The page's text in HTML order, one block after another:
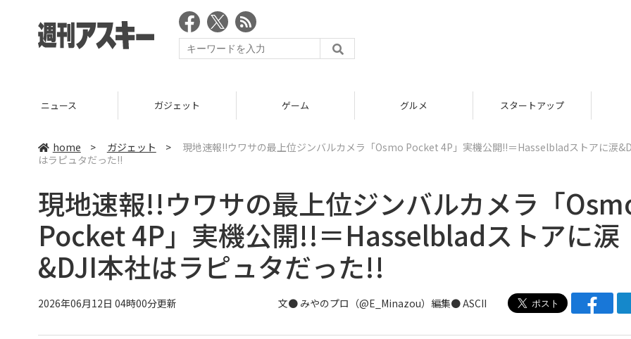
ニュース ガジェット ゲーム グルメ スタートアップ
home > ガジェット >
現地速報!!ウワサの最上位ジンバルカメラ「Osmo Pocket 4P」実機公開!!＝Hasselbladストアに涙
はラピュタだった!!
現地速報!!ウワサの最上位ジンバルカメラ「
Pocket 4P」実機公開!!＝Hasselbladストアに涙
&DJI本社はラピュタだった!!
2026年06月12日 04時00分更新 文● みやのプロ（@E_Minazou）編集● ASCII